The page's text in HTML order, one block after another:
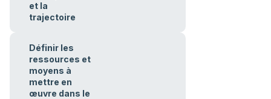
et la
trajectoire
Définir les
ressources et
moyens à
mettre en
œuvre dans le